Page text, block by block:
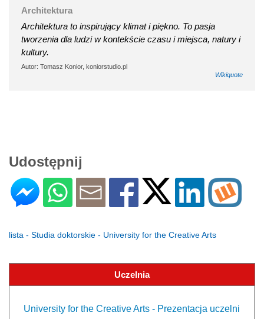
Architektura
Architektura to inspirujący klimat i piękno. To pasja
tworzenia dla ludzi w kontekście czasu i miejsca, natury i
kultury.
Autor: Tomasz Konior, koniorstudio.pl
Wikiquote
Udostępnij
lista - Studia doktorskie - University for the Creative Arts
Uczelnia
University for the Creative Arts - Prezentacja uczelni